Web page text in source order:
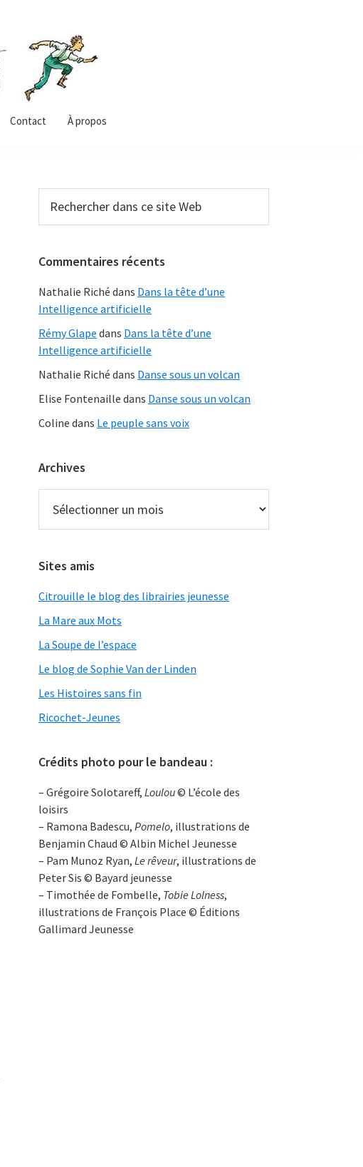
Contact À propos
Barre
latérale
dans
Web
Commentaires récents
Nathalie Riché dans Dans la tête d’une
Intelligence artificielle
Rémy Glape dans Dans la tête d’une
Intelligence artificielle
Nathalie Riché dans Danse sous un volcan
Elise Fontenaille dans Danse sous un volcan
Coline dans Le peuple sans voix
Archives
Sites amis
Citrouille le blog des librairies jeunesse
La Mare aux Mots
La Soupe de l’espace
Le blog de Sophie Van der Linden
Les Histoires sans fin
Ricochet-Jeunes
Crédits photo pour le bandeau :
– Grégoire Solotareff, Loulou© L’école des
loisirs
– Ramona Badescu, Pomelo, illustrations de
Benjamin Chaud © Albin Michel Jeunesse
– Pam Munoz Ryan, Le rêveur, illustrations de
Peter Sis © Bayard jeunesse
– Timothée de Fombelle, Tobie Lolness,
illustrations de François Place © Éditions
Gallimard Jeunesse